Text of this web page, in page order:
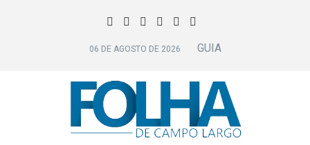
06 DE AGOSTO DE 2026 GUIA